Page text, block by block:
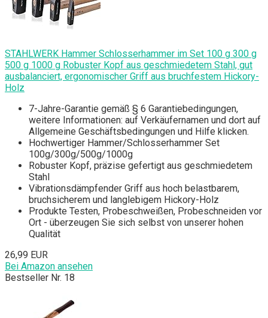
STAHLWERK Hammer Schlosserhammer im Set 100 g 300 g
500 g 1000 g Robuster Kopf aus geschmiedetem Stahl, gut
ausbalanciert, ergonomischer Griff aus bruchfestem Hickory-
Holz
7-Jahre-Garantie gemäß § 6 Garantiebedingungen,
weitere Informationen: auf Verkäufernamen und dort auf
Allgemeine Geschäftsbedingungen und Hilfe klicken.
Hochwertiger Hammer/Schlosserhammer Set
100g/300g/500g/1000g
Robuster Kopf, präzise gefertigt aus geschmiedetem
Stahl
Vibrationsdämpfender Griff aus hoch belastbarem,
bruchsicherem und langlebigem Hickory-Holz
Produkte Testen, Probeschweißen, Probeschneiden vor
Ort - überzeugen Sie sich selbst von unserer hohen
Qualität
26,99 EUR
Bei Amazon ansehen
Bestseller Nr. 18